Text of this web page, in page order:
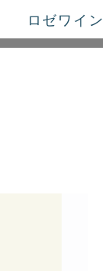
ロゼワイン